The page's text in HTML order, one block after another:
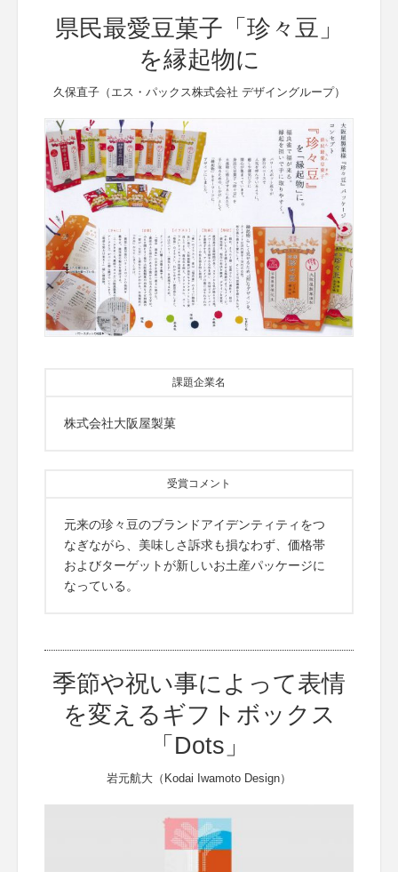
県民最愛豆菓子「珍々豆」
を縁起物に
久保直子（エス・パックス株式会社 デザイングループ）
課題企業名
株式会社大阪屋製菓
受賞コメント
元来の珍々豆のブランドアイデンティティをつ
なぎながら、美味しさ訴求も損なわず、価格帯
およびターゲットが新しいお土産パッケージに
なっている。
季節や祝い事によって表情
を変えるギフトボックス
「Dots」
岩元航大（Kodai Iwamoto Design）